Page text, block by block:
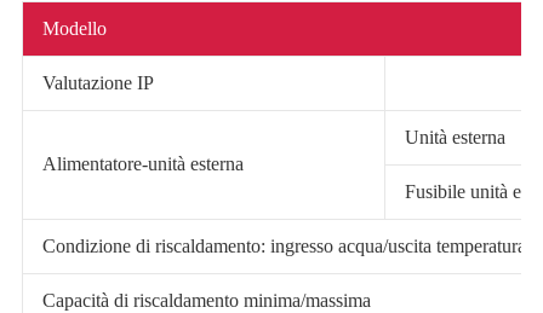
Modello
Valutazione IP
Alimentatore-unità esterna
Unità esterna
Fusibile unità
Condizione di riscaldamento: ingresso acqua/uscita
Capacità di riscaldamento minima/massima